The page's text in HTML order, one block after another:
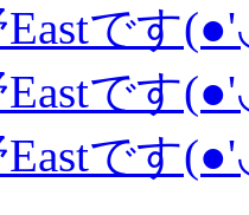
Eastです
Eastです
Eastです